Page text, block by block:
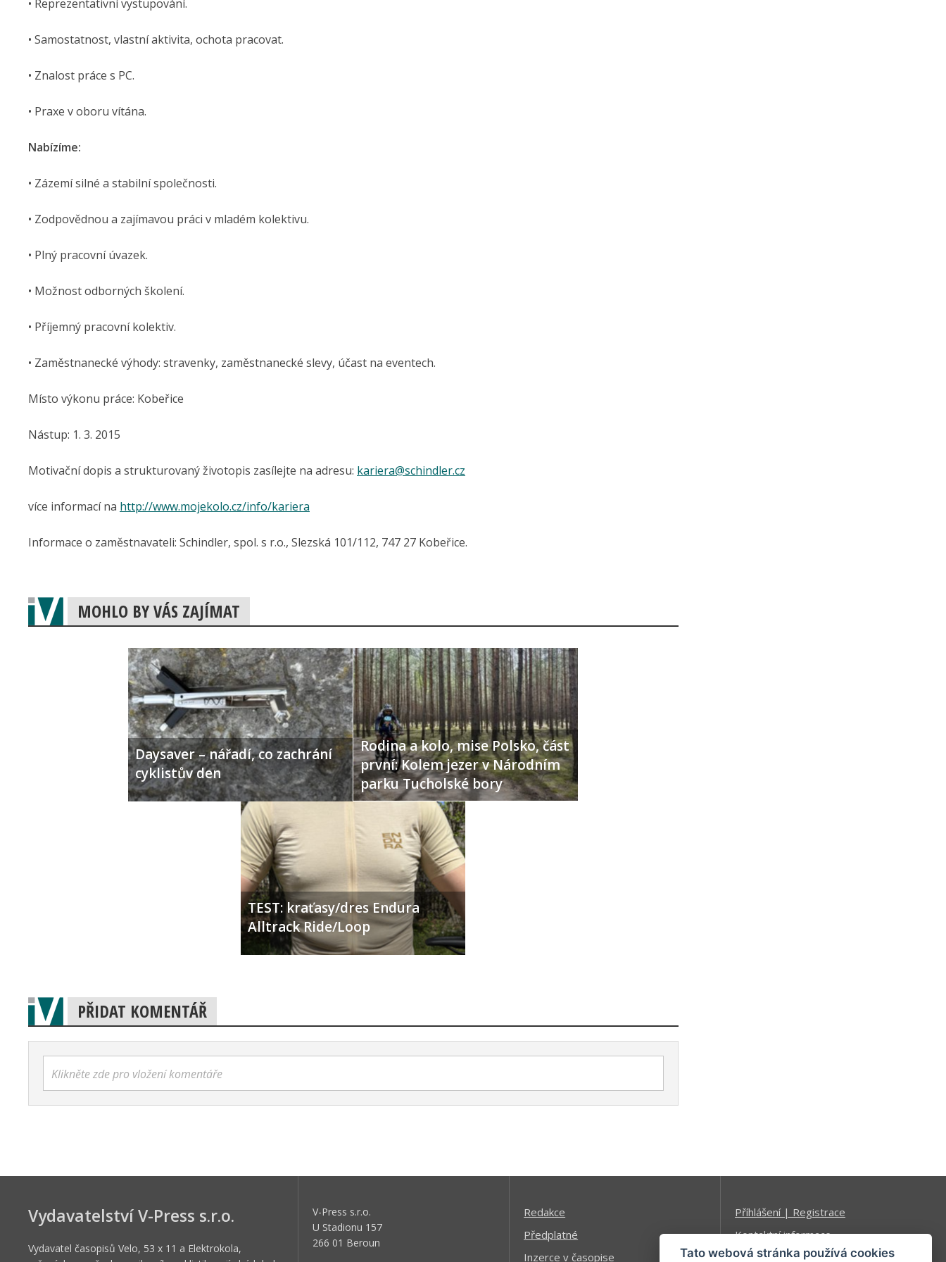
• Reprezentativní vystupování.
• Samostatnost, vlastní aktivita, ochota pracovat.
• Znalost práce s PC.
• Praxe v oboru vítána.
Nabízíme:
• Zázemí silné a stabilní společnosti.
• Zodpovědnou a zajímavou práci v mladém kolektivu.
• Plný pracovní úvazek.
• Možnost odborných školení.
• Příjemný pracovní kolektiv.
• Zaměstnanecké výhody: stravenky, zaměstnanecké slevy, účast na eventech.
Místo výkonu práce: Kobeřice
Nástup: 1. 3. 2015
Motivační dopis a strukturovaný životopis zasílejte na adresu: kariera@schindler.cz
více informací na http://www.mojekolo.cz/info/kariera
Informace o zaměstnavateli: Schindler, spol. s r.o., Slezská 101/112, 747 27 Kobeřice.
MOHLO BY VÁS ZAJÍMAT
Daysaver – nářadí, co zachrání
cyklistův den
Rodina a kolo, mise Polsko, část
první: Kolem jezer v Národním
parku Tucholské bory
TEST: kraťasy/dres Endura
Alltrack Ride/Loop
PŘIDAT KOMENTÁŘ
Klikněte zde pro vložení komentáře
Vydavatelství V-Press s.r.o.
Vydavatel časopisů Velo, 53 x 11 a Elektrokola,
V-Press s.r.o.
U Stadionu 157
266 01 Beroun
Redakce
Předplatné
Inzerce v časopise
Příhlášení | Registrace
Kontaktní informace
Mapa stránek
Tato webová stránka používá cookies